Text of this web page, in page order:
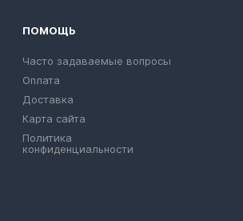
ПОМОЩЬ
Часто задаваемые вопросы
Оплата
Доставка
Карта сайта
Политика
конфиденциальности